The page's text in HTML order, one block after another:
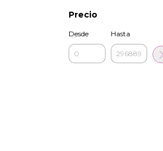
Precio
Desde Hasta